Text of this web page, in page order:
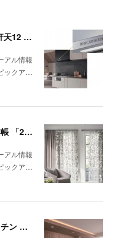
今月のPICK UP ITEM～Angelina、軒天12 トリスタ
アル情報
ックア…
今月のPICK UP ITEM～カーテン見本帳 「2024-2028 ストリングス」、『RIVIERA TILE COLLECTION 2024-2025 LINEUP CATALOGUE VOL.2
アル情報
ックア…
今月のPICK UP ITEM～システムキッチン クルート、エコキュート CHP-E37LUX1／ES46LUX1